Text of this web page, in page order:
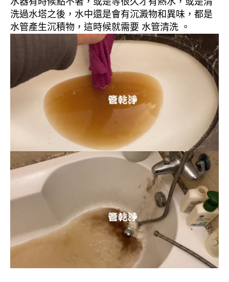
洗過水塔之後，水中還是會有沉澱物和異味，都是
水管產生沉積物，這時候就需要 水管清洗 。